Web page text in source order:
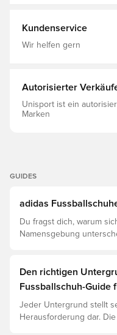
Kundenservice
Wir helfen gern
Autorisierter
Unisport ist ein
Marken
GUIDES
adidas
Du fragst dich, warum
Namensgebung
Den richtigen
Fussballschuh-Guide
Jeder Untergrund stellt
Herausforderung dar.